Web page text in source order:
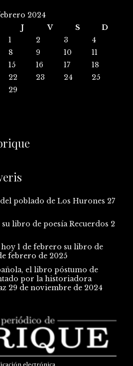
2024
J V S
D
1
2 3
4
8 9 10
11
15 16 17
18
22 23 24
25
29
poblado de Los Hurones 27
libro de poesía Recuerdos 2
1 de febrero su libro de
febrero de 2025
el libro póstumo de
por la historiadora
29 de noviembre de 2024
electrónica